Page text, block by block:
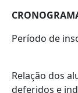
Período de
Relação dos
deferidos e